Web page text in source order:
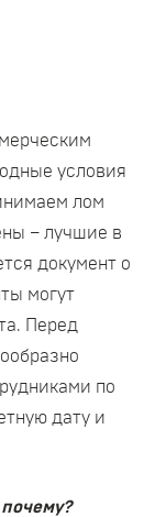
условия
лом
– лучшие в
документ о
могут
Перед
по
дату и